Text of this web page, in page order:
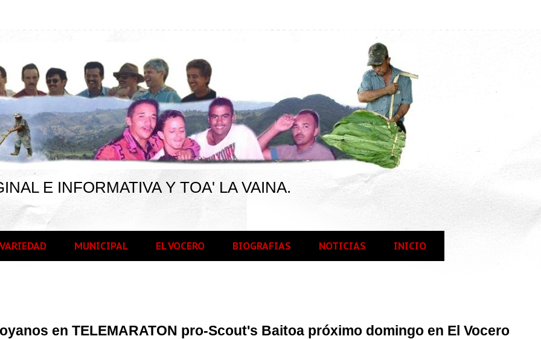
E INFORMATIVA Y TOA' LA VAINA.
VARIEDAD MUNICIPAL EL VOCERO BIOGRAFIAS NOTICIAS INICIO
en TELEMARATON pro-Scout's Baitoa próximo domingo en El Vocero